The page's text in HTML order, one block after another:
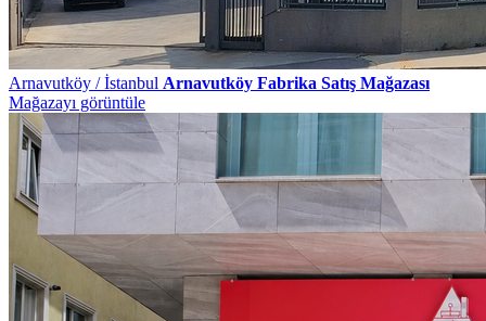
Arnavutköy / İstanbul Arnavutköy Fabrika Satış Mağazası
Mağazayı görüntüle